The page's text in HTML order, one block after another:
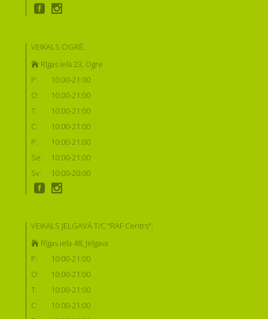
VEIKALS OGRĒ:
Rīgas iela 23, Ogre
P:
10:00-21:00
O:
10:00-21:00
T:
10:00-21:00
C:
10:00-21:00
P:
10:00-21:00
Se:
10:00-21:00
Sv:
10:00-20:00
VEIKALS JELGAVĀ T/C "RAF Centrs":
Rīgas iela 48, Jelgava
P:
10:00-21:00
O:
10:00-21:00
T:
10:00-21:00
C:
10:00-21:00